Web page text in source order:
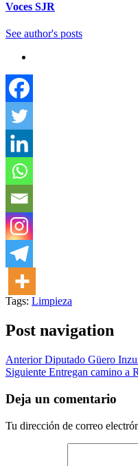
Voces SJR
See author's posts
Tags: Limpieza
Post navigation
AnteriorDiputado Güero
Siguiente Entregan camino a
Deja un comentario
Tu dirección de correo